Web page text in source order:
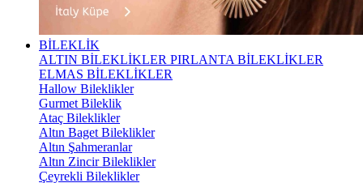
BİLEKLİK
ALTIN BİLEKLİKLER PIRLANTA BİLEKLİKLER
ELMAS BİLEKLİKLER
Hallow Bileklikler
Gurmet Bileklik
Ataç Bileklikler
Altın Baget Bileklikler
Altın Şahmeranlar
Altın Zincir Bileklikler
Çeyrekli Bileklikler